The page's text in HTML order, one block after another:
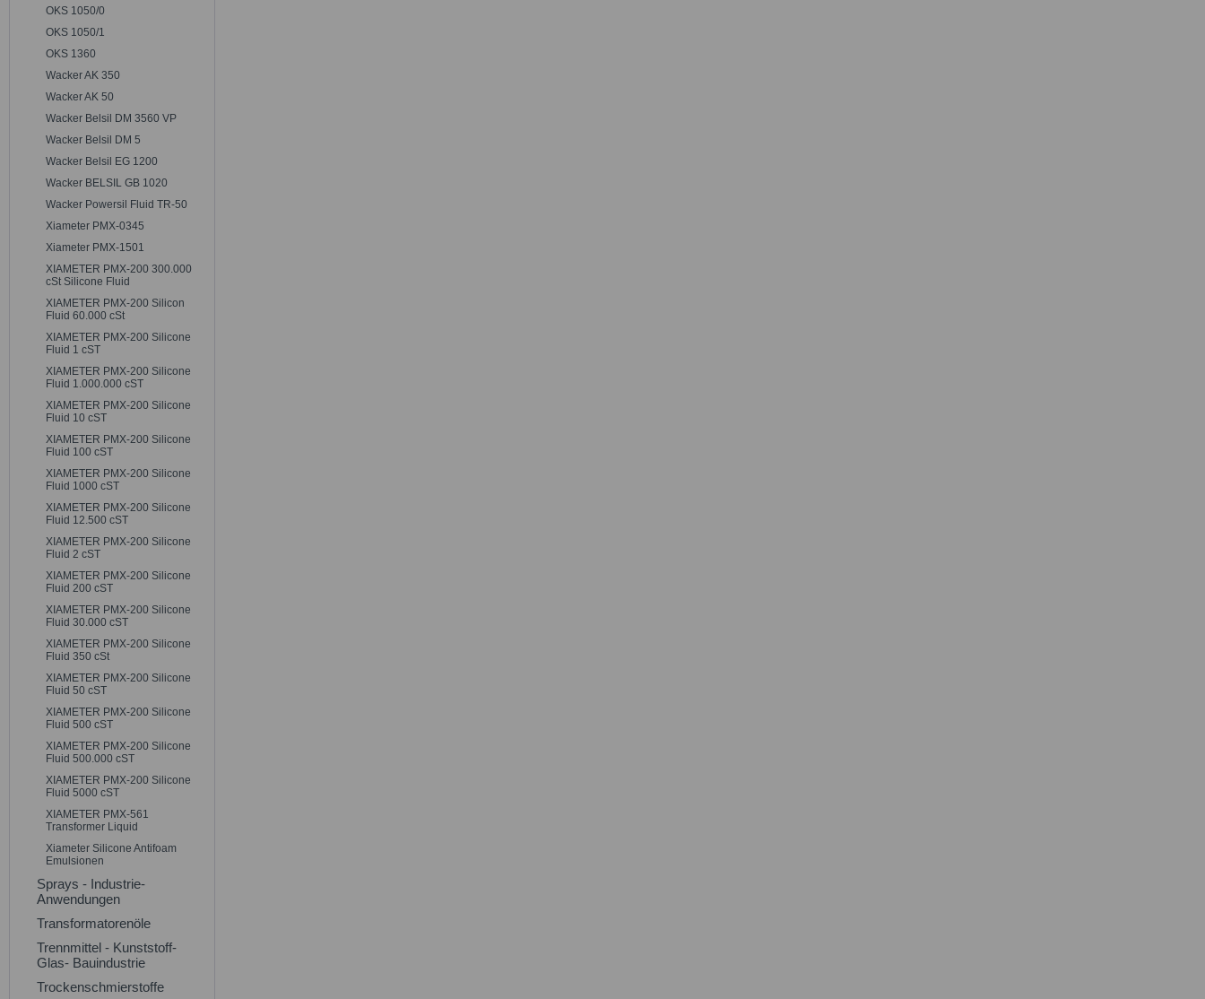
OKS 1050/0
OKS 1050/1
OKS 1360
Wacker AK 350
Wacker AK 50
Wacker Belsil DM 3560 VP
Wacker Belsil DM 5
Wacker Belsil EG 1200
Wacker BELSIL GB 1020
Wacker Powersil Fluid TR-50
Xiameter PMX-0345
Xiameter PMX-1501
XIAMETER PMX-200 300.000
cSt Silicone Fluid
XIAMETER PMX-200 Silicon
Fluid 60.000 cSt
XIAMETER PMX-200 Silicone
Fluid 1 cST
XIAMETER PMX-200 Silicone
Fluid 1.000.000 cST
XIAMETER PMX-200 Silicone
Fluid 10 cST
XIAMETER PMX-200 Silicone
Fluid 100 cST
XIAMETER PMX-200 Silicone
Fluid 1000 cST
XIAMETER PMX-200 Silicone
Fluid 12.500 cST
XIAMETER PMX-200 Silicone
Fluid 2 cST
XIAMETER PMX-200 Silicone
Fluid 200 cST
XIAMETER PMX-200 Silicone
Fluid 30.000 cST
XIAMETER PMX-200 Silicone
Fluid 350 cSt
XIAMETER PMX-200 Silicone
Fluid 50 cST
XIAMETER PMX-200 Silicone
Fluid 500 cST
XIAMETER PMX-200 Silicone
Fluid 500.000 cST
XIAMETER PMX-200 Silicone
Fluid 5000 cST
XIAMETER PMX-561
Transformer Liquid
Xiameter Silicone Antifoam
Emulsionen
Sprays - Industrie-
Anwendungen
Transformatorenöle
Trennmittel - Kunststoff-
Glas- Bauindustrie
Trockenschmierstoffe